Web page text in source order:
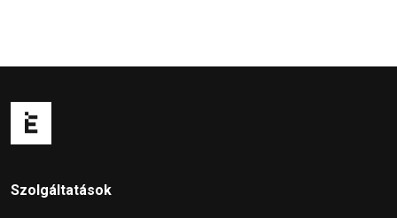
Szolgáltatások